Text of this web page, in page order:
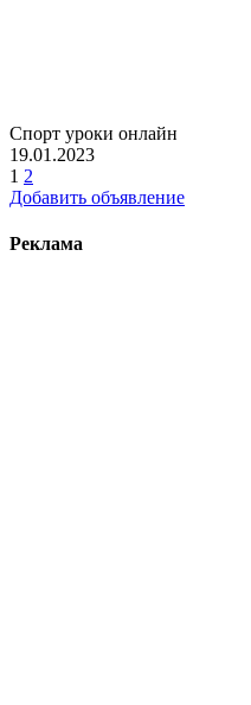
Спорт уроки онлайн
19.01.2023
1 2
Добавить объявление
Реклама